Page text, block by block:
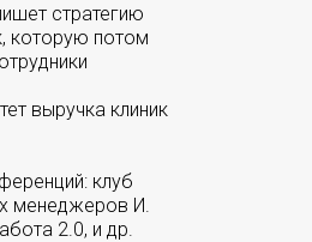
стратегию
которую потом
выручка клиник
клуб
менеджеров И.
2.0, и др.